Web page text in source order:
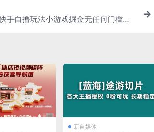
手自撸玩法小游戏掘金无任何门槛单
新自媒体